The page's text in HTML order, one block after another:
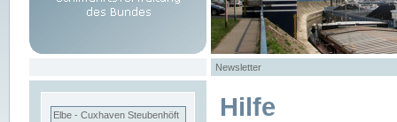
Newsletter
Elbe - Cuxhaven Steubenhöft Hilfe